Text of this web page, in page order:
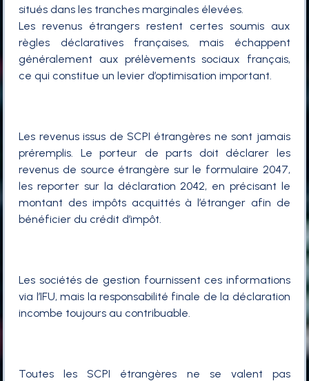
situés dans les tranches marginales élevées.
Les revenus étrangers restent certes soumis aux
règles déclaratives françaises, mais échappent
généralement aux prélèvements sociaux français,
ce qui constitue un levier d’optimisation important.
Les revenus issus de SCPI étrangères ne sont jamais
préremplis. Le porteur de parts doit déclarer les
revenus de source étrangère sur le formulaire 2047,
les reporter sur la déclaration 2042, en précisant le
montant des impôts acquittés à l’étranger afin de
bénéficier du crédit d’impôt.
Les sociétés de gestion fournissent ces informations
via l’IFU, mais la responsabilité finale de la déclaration
incombe toujours au contribuable.
Toutes les SCPI étrangères ne se valent pas